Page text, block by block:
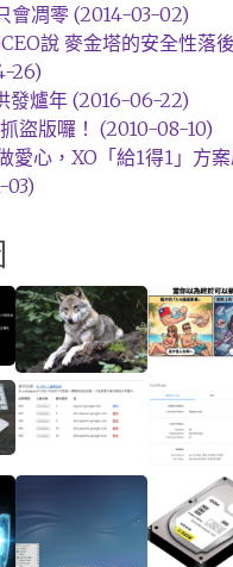
會凋零 (2014-03-02)
說 麥金塔的安全性落
26)
發爐年 (2016-06-22)
盜版囉！ (2010-08-10)
愛心，XO「給1得1」方案
03)